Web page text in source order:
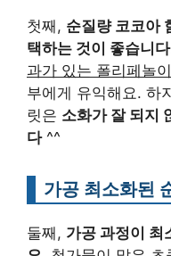
첫째, 순질량 코코아
택하는 것이 좋습니다
과가 있는 폴리페놀
부에게 유익해요. 하
릿은 소화가 잘 되지
다^^
가공 최소화된
둘째, 가공 과정이 최